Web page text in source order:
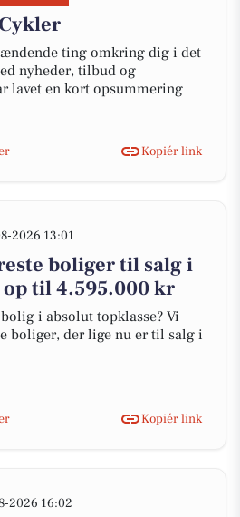
ting omkring dig i det
nyheder, tilbud og
lavet en kort opsummering
Kopiér link
2026 13:01
boliger til salg i
til 4.595.000 kr
i absolut topklasse? Vi
boliger, der lige nu er til salg i
Kopiér link
2026 16:02